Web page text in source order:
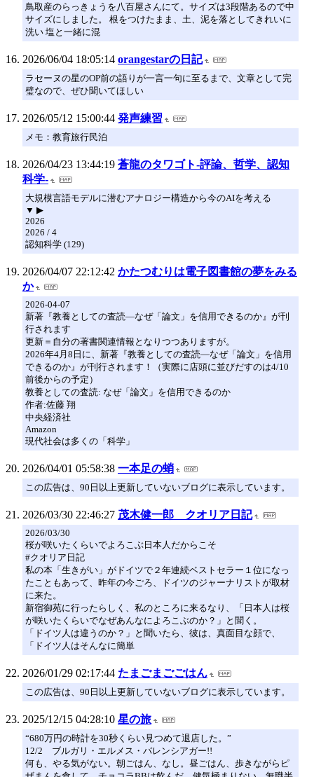
鳥取産のらっきょうを八百屋さんにて。サイズは3段階あるので中
サイズにしました。 根をつけたまま、土、泥を落としてきれいに
洗い 塩と一緒に混
2026/06/04 18:05:14 orangestarの日記
ラセーヌの星のOP前の語りが一言一句に至るまで、文章として完
璧なので、ぜひ聞いてほしい
2026/05/12 15:00:44 発声練習
メモ：教育旅行民泊
2026/04/23 13:44:19 蒼龍のタワゴト-評論、哲学、認知
科学-
大規模言語モデルに潜むアナロジー構造から今のAIを考える
▼ ▶
2026
2026 / 4
認知科学 (129)
2026/04/07 22:12:42 かたつむりは電子図書館の夢をみる
か
2026-04-07
新著『教養としての査読―なぜ「論文」を信用できるのか』が刊
行されます
更新＝自分の著書関連情報となりつつありますが。
2026年4月8日に、新著『教養としての査読―なぜ「論文」を信用
できるのか』が刊行されます！（実際に店頭に並びだすのは4/10
前後からの予定）
教養としての査読: なぜ「論文」を信用できるのか
作者:佐藤 翔
中央経済社
Amazon
現代社会は多くの「科学」
2026/04/01 05:58:38 一本足の蛸
この広告は、90日以上更新していないブログに表示しています。
2026/03/30 22:46:27 茂木健一郎 クオリア日記
2026/03/30
桜が咲いたくらいでよろこぶ日本人だからこそ
#クオリア日記
私の本「生きがい」がドイツで２年連続ベストセラー１位になっ
たこともあって、昨年の今ごろ、ドイツのジャーナリストが取材
に来た。
新宿御苑に行ったらしく、私のところに来るなり、「日本人は桜
が咲いたくらいでなぜあんなによろこぶのか？」と聞く。
「ドイツ人は違うのか？」と聞いたら、彼は、真面目な顔で、
「ドイツ人はそんなに簡単
2026/01/29 02:17:44 たまごまごごはん
この広告は、90日以上更新していないブログに表示しています。
2025/12/15 04:28:10 星の旅
“680万円の時計を30秒くらい見つめて退店した。”
12/2 ブルガリ・エルメス・バレンシアガー!!
何も、やる気がない。朝ごはん、なし。昼ごはん、歩きながらピ